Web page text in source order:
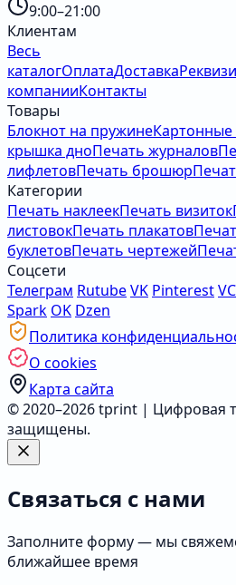
9:00–21:00
Клиентам
Весь
каталогОплатаДоставка
компанииКонтакты
Товары
Блокнот на пружинеКартонные
крышка дноПечать журналов
лифлетовПечать брошюр
Категории
Печать наклеекПечать визиток
листовокПечать плакатов
буклетовПечать чертежей
Соцсети
Телеграм RutubeVK PinterestVC
Spark OK Dzen
Политика
О cookies
Карта сайта
© 2020–2026 tprint | Цифровая
защищены.
Связаться с нами
Заполните форму — мы
ближайшее время